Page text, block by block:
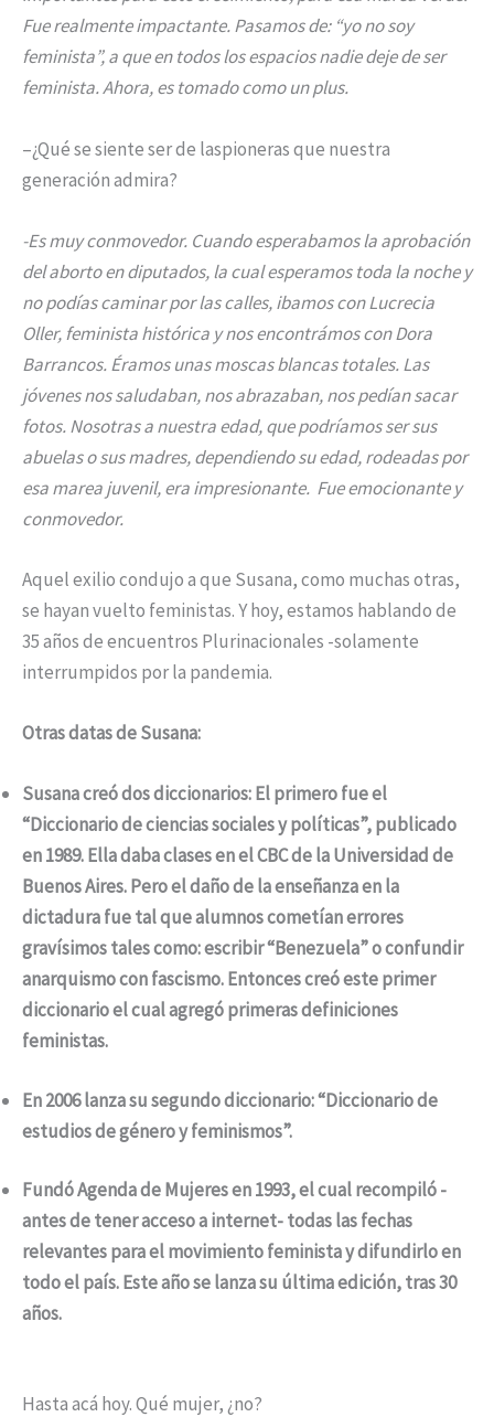
Fue realmente impactante. Pasamos de: “yo no soy
feminista”, a que en todos los espacios nadie deje de ser
feminista. Ahora, es tomado como un plus.
–¿Qué se siente ser de laspioneras que nuestra
generación admira?
-Es muy conmovedor. Cuando esperabamos la aprobación
del aborto en diputados, la cual esperamos toda la noche y
no podías caminar por las calles, ibamos con Lucrecia
Oller, feminista histórica y nos encontrámos con Dora
Barrancos. Éramos unas moscas blancas totales. Las
jóvenes nos saludaban, nos abrazaban, nos pedían sacar
fotos. Nosotras a nuestra edad, que podríamos ser sus
abuelas o sus madres, dependiendo su edad, rodeadas por
esa marea juvenil, era impresionante. Fue emocionante y
conmovedor.
Aquel exilio condujo a que Susana, como muchas otras,
se hayan vuelto feministas. Y hoy, estamos hablando de
35 años de encuentros Plurinacionales -solamente
interrumpidos por la pandemia.
Otras datas de Susana:
Susana creó dos diccionarios: El primero fue el
“Diccionario de ciencias sociales y políticas”, publicado
en 1989. Ella daba clases en el CBC de la Universidad de
Buenos Aires. Pero el daño de la enseñanza en la
dictadura fue tal que alumnos cometían errores
gravísimos tales como: escribir “Benezuela” o confundir
anarquismo con fascismo. Entonces creó este primer
diccionario el cual agregó primeras definiciones
feministas.
En 2006 lanza su segundo diccionario: “Diccionario de
estudios de género y feminismos”.
Fundó Agenda de Mujeres en 1993, el cual recompiló -
antes de tener acceso a internet- todas las fechas
relevantes para el movimiento feminista y difundirlo en
todo el país. Este año se lanza su última edición, tras 30
años.
Hasta acá hoy. Qué mujer, ¿no?